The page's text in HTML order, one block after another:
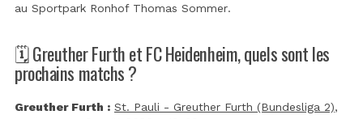
au Sportpark Ronhof Thomas Sommer.
🗓️ Greuther Furth et FC Heidenheim, quels sont les
prochains matchs ?
Greuther Furth : St. Pauli - Greuther Furth (Bundesliga 2),